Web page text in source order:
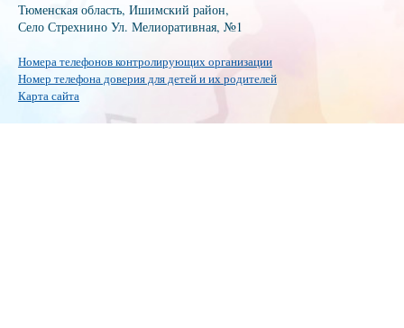
Тюменская область, Ишимский район,
Село Стрехнино Ул. Мелиоративная, №1
Номера телефонов контролирующих организации
Номер телефона доверия для детей и их родителей
Карта сайта